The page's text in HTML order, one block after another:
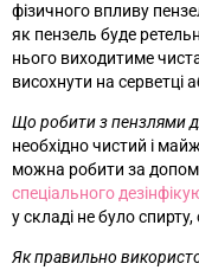
фізичного впливу
як пензель буде
нього виходитиме
висохнути на серветці
Що робити з пензлями
необхідно чистий і
можна робити за
спеціального
у складі не було
Як правильно